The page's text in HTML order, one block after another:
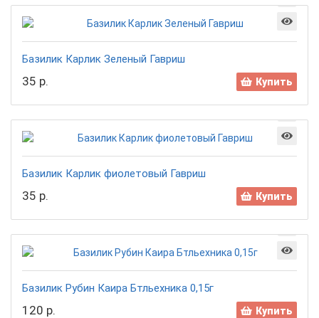
Базилик Карлик Зеленый Гавриш
35 р. Купить
Базилик Карлик фиолетовый Гавриш
35 р. Купить
Базилик Рубин Каира Бтльехника 0,15г
120 р. Купить